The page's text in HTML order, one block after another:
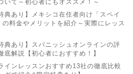
いて～初心者にもオススメ！～
典あり】メキシコ在住者向け「スペイ
料金やメリットを紹介～実際にレッス
典あり】スパニッシュオンラインの評
底解説【初心者におすすめ！】
インレッスンおすすめ13社の徹底比較